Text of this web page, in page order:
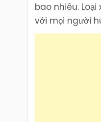
bao nhiêu.
với mọi người